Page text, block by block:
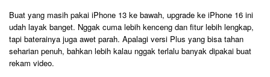
Buat yang masih pakai iPhone 13 ke bawah, upgrade ke iPhone 16 ini
udah layak banget. Nggak cuma lebih kenceng dan fitur lebih lengkap,
tapi baterainya juga awet parah. Apalagi versi Plus yang bisa tahan
seharian penuh, bahkan lebih kalau nggak terlalu banyak dipakai buat
rekam video.